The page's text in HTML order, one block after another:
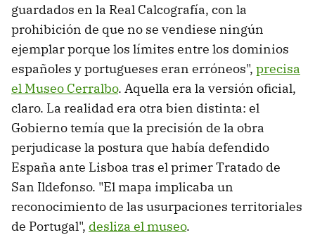
guardados en la Real Calcografía, con la
prohibición de que no se vendiese ningún
ejemplar porque los límites entre los dominios
españoles y portugueses eran erróneos", precisa
el Museo Cerralbo. Aquella era la versión oficial,
claro. La realidad era otra bien distinta: el
Gobierno temía que la precisión de la obra
perjudicase la postura que había defendido
España ante Lisboa tras el primer Tratado de
San Ildefonso. "El mapa implicaba un
reconocimiento de las usurpaciones territoriales
de Portugal", desliza el museo.